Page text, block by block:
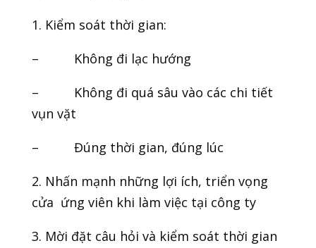
1. Kiểm soát thời gian:
– Không đi lạc hướng
– Không đi quá sâu vào các chi tiết
vụn vặt
– Đúng thời gian, đúng lúc
2. Nhấn mạnh những lợi ích, triển vọng
cửa ứng viên khi làm việc tại công ty
3. Mời đặt câu hỏi và kiểm soát thời gian